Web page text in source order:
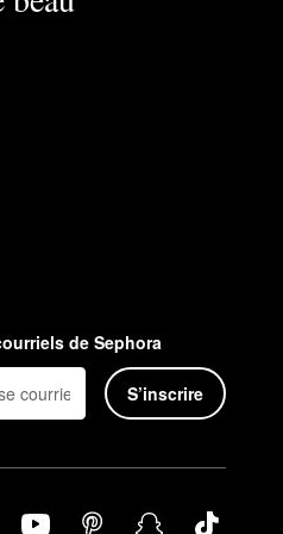
de Sephora
S’inscrire